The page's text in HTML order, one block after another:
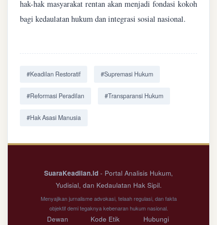
hak-hak masyarakat rentan akan menjadi fondasi kokoh
bagi kedaulatan hukum dan integrasi sosial nasional.
#Keadilan Restoratif #Supremasi Hukum
#Reformasi Peradilan #Transparansi Hukum
#Hak Asasi Manusia
SuaraKeadilan.id - Portal Analisis Hukum,
Yudisial, dan Kedaulatan Hak Sipil.
Menyajikan jurnalisme advokasi, telaah regulasi, dan fakta
objektif demi tegaknya kebenaran hukum nasional.
Dewan Kode Etik Hubungi